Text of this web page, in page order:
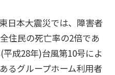
日本大震災では、障害者
住民の死亡率の2倍であ
成28年)台風第10号によ
るグループホーム利用者